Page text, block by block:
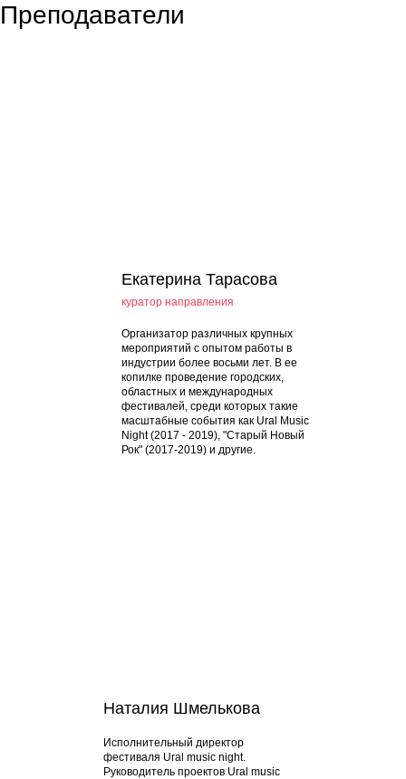
Преподаватели
Екатерина Тарасова
куратор направления
Организатор различных крупных
мероприятий с опытом работы в
индустрии более восьми лет. В ее
копилке проведение городских,
областных и международных
фестивалей, среди которых такие
масштабные события как Ural Music
Night (2017 - 2019), "Старый Новый
Рок" (2017-2019) и другие.
Наталия Шмелькова
Исполнительный директор
фестиваля Ural music night.
Руководитель проектов Ural music